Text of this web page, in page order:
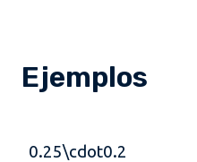
Ejemplos
0.25\cdot0.2